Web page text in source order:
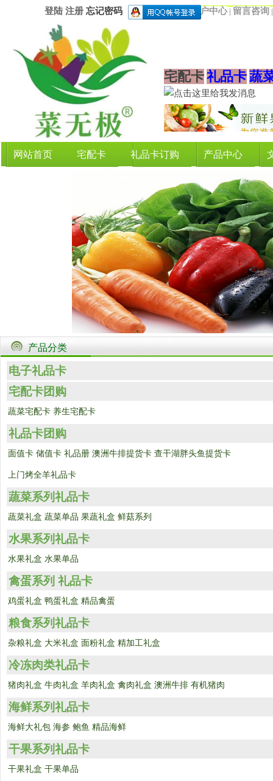
网站首页 宅配卡 礼品卡订购 产品中心
登陆 注册 忘记密码 用户中心 | 留言咨询
宅配卡礼品卡蔬
产品分类
电子礼品卡
宅配卡团购
蔬菜宅配卡 养生宅配卡
礼品卡团购
面值卡 储值卡 礼品册 澳洲牛排提货卡 查干湖胖头鱼提货卡
上门烤全羊礼品卡
蔬菜系列礼品卡
蔬菜礼盒 蔬菜单品 果蔬礼盒 鲜菇系列
水果系列礼品卡
水果礼盒 水果单品
禽蛋系列 礼品卡
鸡蛋礼盒 鸭蛋礼盒 精品禽蛋
粮食系列礼品卡
杂粮礼盒 大米礼盒 面粉礼盒 精加工礼盒
冷冻肉类礼品卡
猪肉礼盒 牛肉礼盒 羊肉礼盒 禽肉礼盒 澳洲牛排 有机猪肉
海鲜系列礼品卡
海鲜大礼包 海参 鲍鱼 精品海鲜
干果系列礼品卡
干果礼盒 干果单品